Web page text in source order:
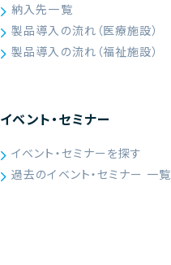
納入先一覧
製品導入の流れ（医療施設）
製品導入の流れ（福祉施設）
イベント・セミナー
イベント・セミナーを探す
過去のイベント・セミナー 一覧